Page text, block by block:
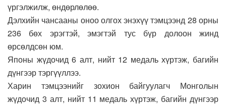
үргэлжилж, өндөрлөлөө.
Дэлхийн чансааны оноо олгох энэхүү тэмцээнд 28 орны
236 бөх эрэгтэй, эмэгтэй тус бүр долоон жинд
өрсөлдсөн юм.
Японы жүдочид 6 алт, нийт 12 медаль хүртэж, багийн
дүнгээр тэргүүллээ.
Харин тэмцээнийг зохион байгуулагч Монголын
жүдочид 3 алт, нийт 11 медаль хүртэж, багийн дүнгээр